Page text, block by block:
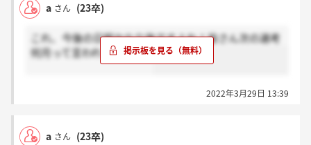
a さん (23卒)
これ、今後の日程かなり後ですよね！皆さん次の選考
何月って言われてますか？
2022年3月29日 13:39
a さん (23卒)